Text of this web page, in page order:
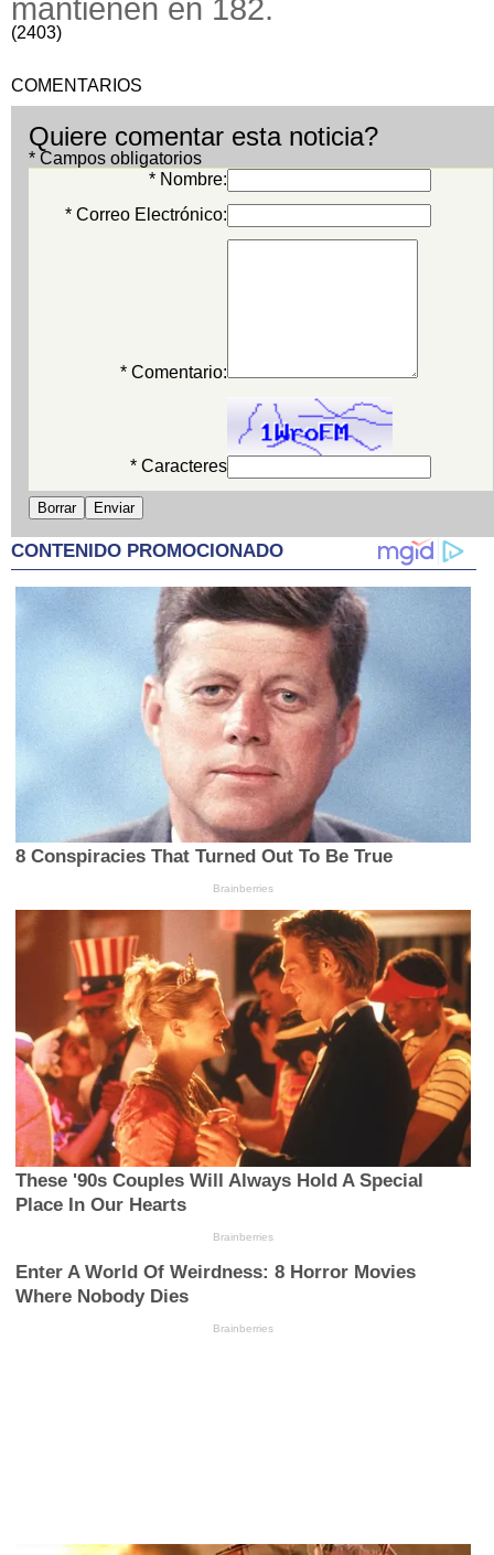
mantienen en 182.
(2403)
COMENTARIOS
Quiere comentar esta noticia?
* Campos obligatorios
* Nombre:
* Correo Electrónico:
* Comentario:
* Caracteres